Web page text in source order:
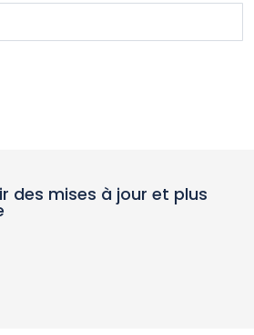
des mises à jour et plus